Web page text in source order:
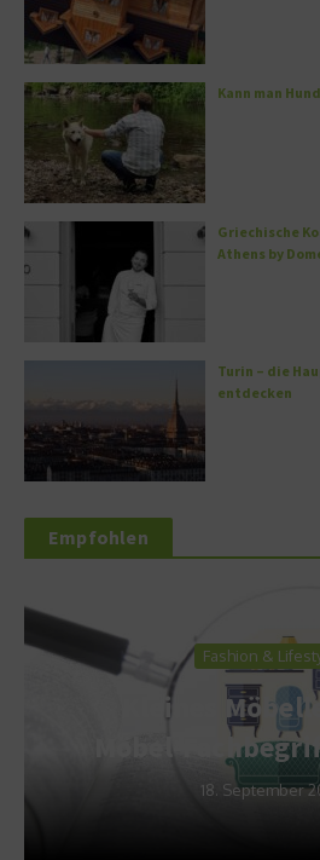
Kann man
Griechische
Athens by
Turin – die
entdecken
Empfohlen
Fashion &
Kleines
Möbel-
18. September